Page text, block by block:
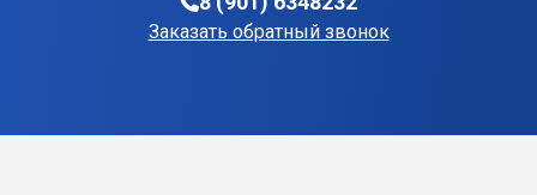
Заказать обратный звонок